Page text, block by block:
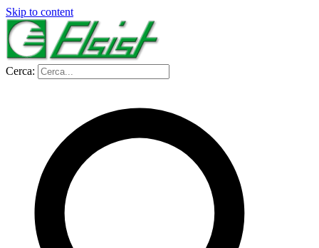
Skip to content
Cerca: